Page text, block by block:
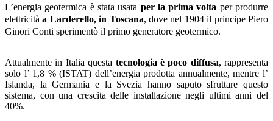
L’energia geotermica è stata usata per la prima volta per produrre
elettricitàa Larderello, in Toscana, dove nel 1904 il principe Piero
Ginori Conti sperimentò il primo generatore geotermico.
Attualmente in Italia questa tecnologia è poco diffusa, rappresenta
solo l’ 1,8 % (ISTAT) dell’energia prodotta annualmente, mentre l’
Islanda, la Germania e la Svezia hanno saputo sfruttare questo
sistema, con una crescita delle installazione negli ultimi anni del
40%.